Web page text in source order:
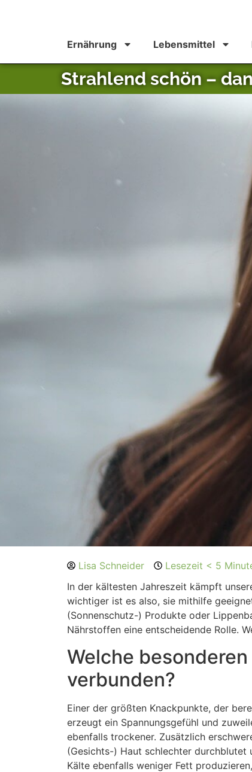
Ernährung Lebensmittel
Strahlend schön –
Lisa Schneider
Lesezeit < 5
In der kältesten Jahreszeit kämpft
wichtiger ist es also, sie mithilfe
(Sonnenschutz-) Produkte oder
Nährstoffen eine entscheidende Rolle.
Welche
verbunden?
Einer der größten Knackpunkte, der
erzeugt ein Spannungsgefühl und
ebenfalls trockener. Zusätzlich
(Gesichts-) Haut schlechter durchblutet
Kälte ebenfalls weniger Fett